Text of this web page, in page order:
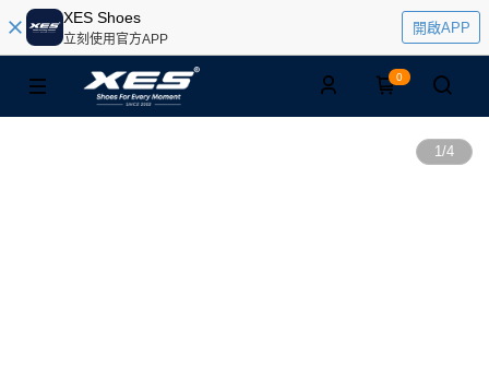
XES Shoes
立刻使用官方APP
開啟APP
0
1/4